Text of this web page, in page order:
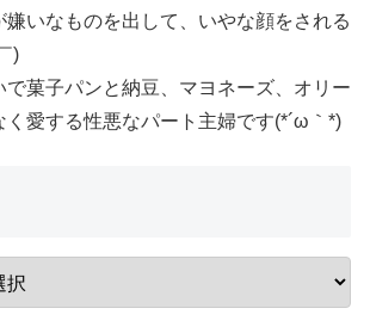
いなものを出して、いやな顔をされる
)
で菓子パンと納豆、マヨネーズ、オリー
く愛する性悪なパート主婦です(*´ω｀*)